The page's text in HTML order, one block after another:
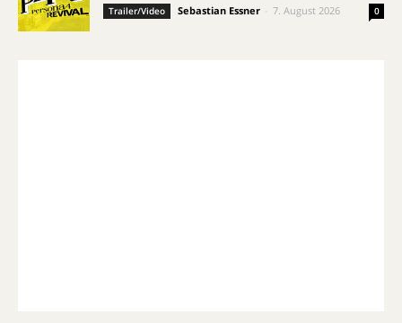
Trailer/Video Sebastian Essner 7. August 2026 0